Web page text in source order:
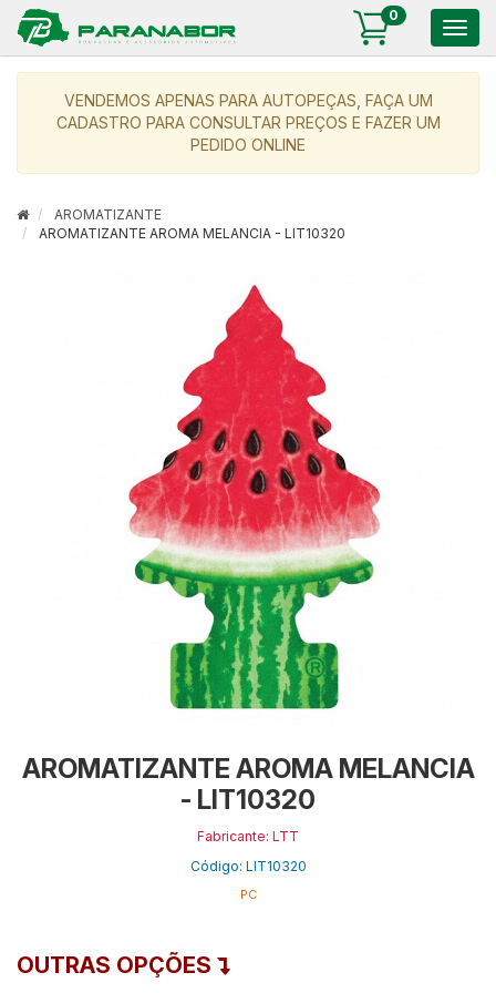
0
VENDEMOS APENAS PARA AUTOPEÇAS, FAÇA UM
CADASTRO PARA CONSULTAR PREÇOS E FAZER UM
PEDIDO ONLINE
AROMATIZANTE
AROMATIZANTE AROMA MELANCIA - LIT10320
AROMATIZANTE AROMA MELANCIA
- LIT10320
Fabricante: LTT
Código: LIT10320
PC
OUTRAS OPÇÕES